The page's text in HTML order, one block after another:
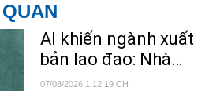
AI khiến ngành xuất
bản lao đao: Nhà
văn bị nghi ngờ, độc
07/08/2026 1:12:19 CH